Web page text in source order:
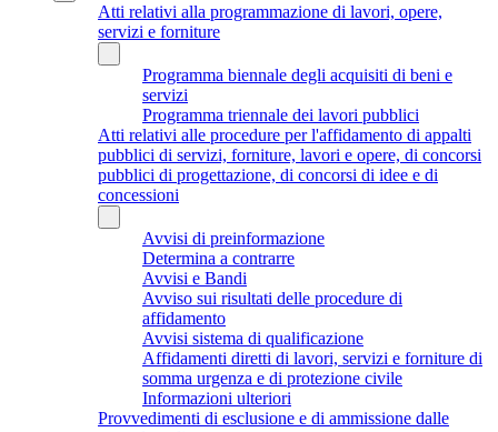
Atti relativi alla programmazione di lavori, opere,
servizi e forniture
Programma biennale degli acquisiti di beni e
servizi
Programma triennale dei lavori pubblici
Atti relativi alle procedure per l'affidamento di appalti
pubblici di servizi, forniture, lavori e opere, di concorsi
pubblici di progettazione, di concorsi di idee e di
concessioni
Avvisi di preinformazione
Determina a contrarre
Avvisi e Bandi
Avviso sui risultati delle procedure di
affidamento
Avvisi sistema di qualificazione
Affidamenti diretti di lavori, servizi e forniture di
somma urgenza e di protezione civile
Informazioni ulteriori
Provvedimenti di esclusione e di ammissione dalle